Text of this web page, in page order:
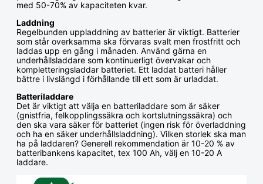
med 50-70% av kapaciteten kvar.
Laddning
Regelbunden uppladdning av batterier är viktigt. Batterier
som står overksamma ska förvaras svalt men frostfritt och
laddas upp en gång i månaden. Använd gärna en
underhållsladdare som kontinuerligt övervakar och
kompletteringsladdar batteriet. Ett laddat batteri håller
bättre i livslängd i förhållande till ett som är urladdat.
Batteriladdare
Det är viktigt att välja en batteriladdare som är säker
(gnistfria, felkopplingssäkra och kortslutningssäkra) och
den ska vara säker för batteriet (ingen risk för överladdning
och ha en säker underhållsladdning). Vilken storlek ska man
ha på laddaren? Generell rekommendation är 10-20 % av
batteribankens kapacitet, tex 100 Ah, välj en 10-20 A
laddare.